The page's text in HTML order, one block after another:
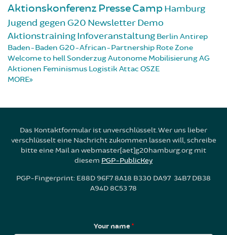
Aktionskonferenz PresseCampHamburg
Jugend gegen G20 NewsletterDemo
AktionstrainingInfoveranstaltung Berlin Antirep
Baden-Baden G20-African-Partnership Rote Zone
Welcome to hellSonderzugAutonome MobilisierungAG
Aktionen Feminismus Logistik Attac OSZE
MORE
Das Kontaktformular ist unverschlüsselt. Wer uns lieber
verschlüsselt eine Nachricht zukommen lassen will, schreibe
bitte eine Mail an webmaster[aet]g20hamburg.org mit
diesem PGP-PublicKey
PGP-Fingerprint: E88D 96F7 8A18 B330 DA97 34B7 DB38
A94D 8C53 78
Your name*